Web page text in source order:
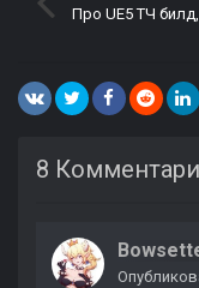
Про UE5 ТЧ
8